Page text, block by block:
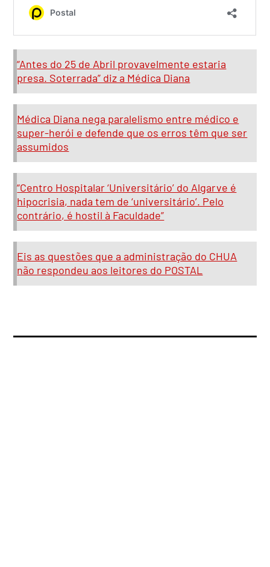
“Antes do 25 de Abril provavelmente estaria
presa. Soterrada” diz a Médica Diana
Médica Diana nega paralelismo entre médico e
super-herói e defende que os erros têm que ser
assumidos
“Centro Hospitalar ‘Universitário’ do Algarve é
hipocrisia, nada tem de ‘universitário’. Pelo
contrário, é hostil à Faculdade”
Eis as questões que a administração do CHUA
não respondeu aos leitores do POSTAL